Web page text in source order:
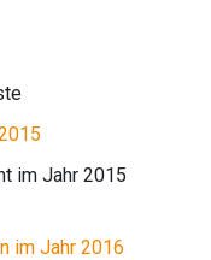
im Jahr 2015
im Jahr 2016